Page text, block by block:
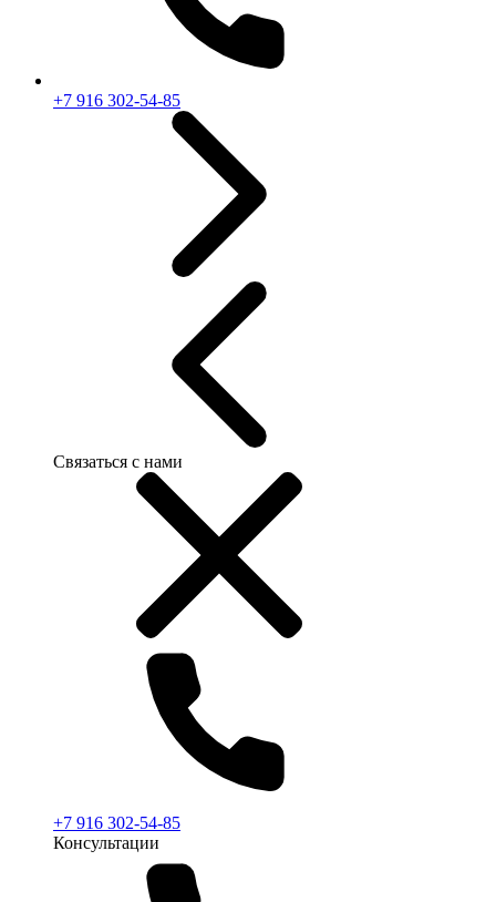
+7 916 302-54-85
Связаться с нами
+7 916 302-54-85
Консультации